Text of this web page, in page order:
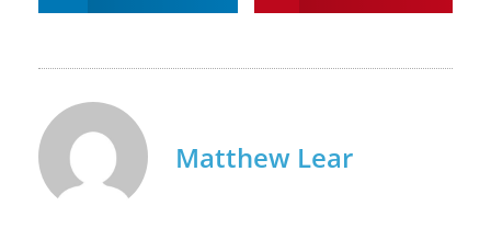
Matthew Lear